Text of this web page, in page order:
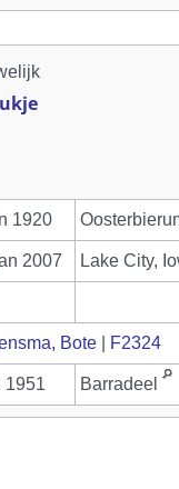
1920
2007 Lake City,
Bote F2324
1951 Barradeel